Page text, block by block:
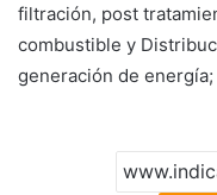
filtración, post
combustible y
generación de